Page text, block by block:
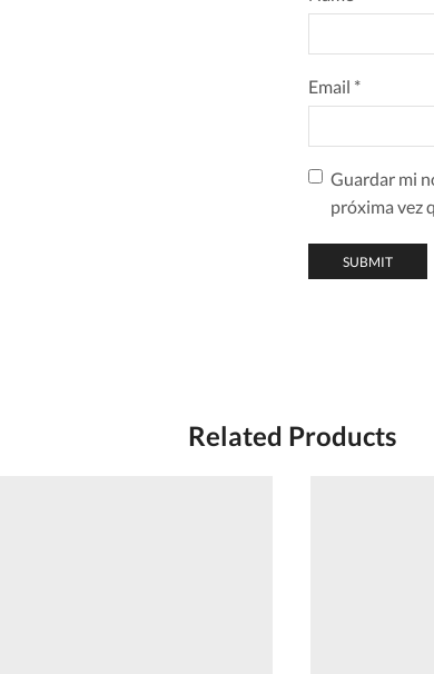
Email *
Guardar mi
próxima vez
Related Products